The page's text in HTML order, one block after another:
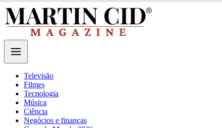
Televisão
Filmes
Tecnologia
Música
Ciência
Negócios e finanças